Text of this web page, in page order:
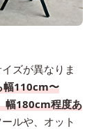
ズが異なりま
幅110cm〜
幅180cm程度あ
ルや、オット